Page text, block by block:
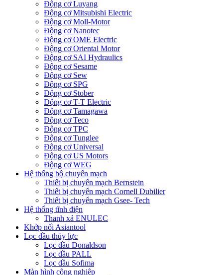
Động cơ Luyang
Động cơ Mitsubishi Electric
Động cơ Moll-Motor
Động cơ Nanotec
Động cơ OME Electric
Động cơ Oriental Motor
Động cơ SAI Hydraulics
Động cơ Sesame
Động cơ Sew
Động cơ SPG
Động cơ Stober
Động cơ T-T Electric
Động cơ Tamagawa
Động cơ Teco
Động cơ TPC
Động cơ Tunglee
Động cơ Universal
Động cơ US Motors
Động cơ WEG
Hệ thống bộ chuyển mạch
Thiết bị chuyển mạch Bernstein
Thiết bị chuyển mạch Cornell Dubilier
Thiết bị chuyển mạch Gsee- Tech
Hệ thống tĩnh điện
Thanh xả ENULEC
Khớp nối Asiantool
Lọc dầu thủy lực
Lọc dầu Donaldson
Lọc dầu PALL
Lọc dầu Sofima
Màn hình công nghiệp